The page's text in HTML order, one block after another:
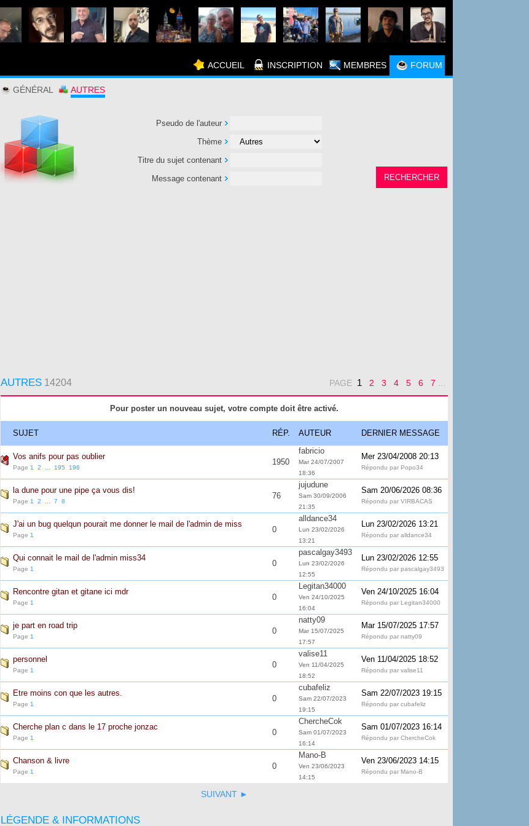
ACCUEIL INSCRIPTION MEMBRES FORUM
GÉNÉRAL AUTRES
Pseudo de l'auteur
Thème
Titre du sujet contenant
Message contenant
AUTRES 14204 PAGE 1 2 3 4 5 6 7
Pour poster un nouveau sujet, votre compte doit être activé.
SUJET RÉP. AUTEUR DERNIER MESSAGE
Vos anifs pour pas oublier
Page 1 2 195 196
1950
fabricio
Mar 24/07/2007
18:36
Mer 23/04/2008 20:13
Répondu par Popo34
la dune pour une pipe ça vous dis!
Page 1 2 7 8
76
jujudune
Sam 30/09/2006
21:35
Sam 20/06/2026 08:36
Répondu par VIRBACAS
J'ai un bug quelqun pourait me donner le mail de l'admin de miss
Page 1
0
alldance34
Lun 23/02/2026
13:21
Lun 23/02/2026 13:21
Répondu par alldance34
Qui connait le mail de l'admin miss34
Page 1
0
pascalgay3493
Lun 23/02/2026
12:55
Lun 23/02/2026 12:55
Répondu par pascalgay3493
Rencontre gitan et gitane ici mdr
Page 1
0
Legitan34000
Ven 24/10/2025
16:04
Ven 24/10/2025 16:04
Répondu par Legitan34000
je part en road trip
Page 1
0
natty09
Mar 15/07/2025
17:57
Mar 15/07/2025 17:57
Répondu par natty09
personnel
Page 1
0
valise11
Ven 11/04/2025
18:52
Ven 11/04/2025 18:52
Répondu par valise11
Etre moins con que les autres.
Page 1
0
cubafeliz
Sam 22/07/2023
19:15
Sam 22/07/2023 19:15
Répondu par cubafeliz
Cherche plan c dans le 17 proche jonzac
Page 1
0
ChercheCok
Sam 01/07/2023
16:14
Sam 01/07/2023 16:14
Répondu par ChercheCok
Chanson & livre
Page 1
0
Mano-B
Ven 23/06/2023
14:15
Ven 23/06/2023 14:15
Répondu par Mano-B
SUIVANT ►
LÉGENDE & INFORMATIONS